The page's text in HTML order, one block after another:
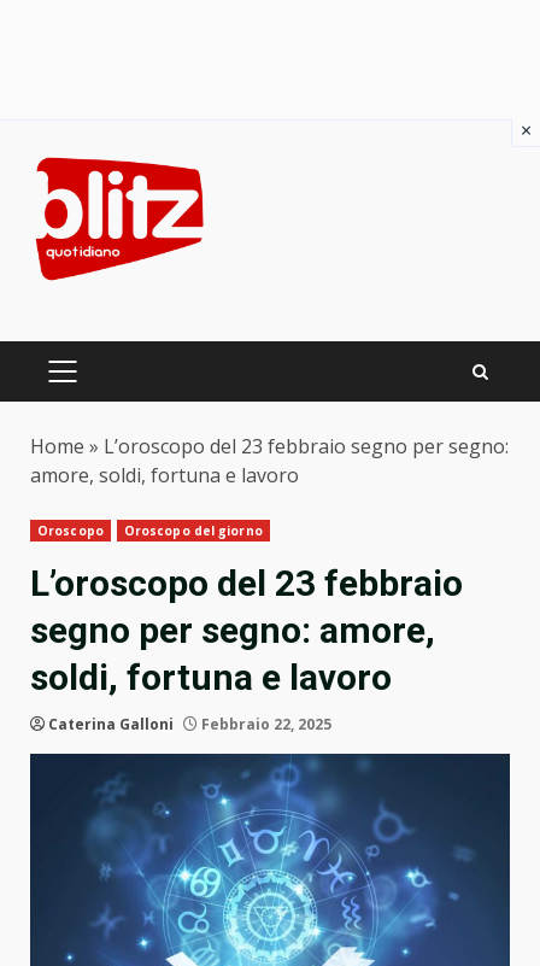
content
PRIMARY
Home » L’oroscopo del 23 febbraio segno per segno:
amore, soldi, fortuna e lavoro
Oroscopo Oroscopo del giorno
L’oroscopo del 23 febbraio
segno per segno: amore,
soldi, fortuna e lavoro
Caterina Galloni Febbraio 22, 2025
×